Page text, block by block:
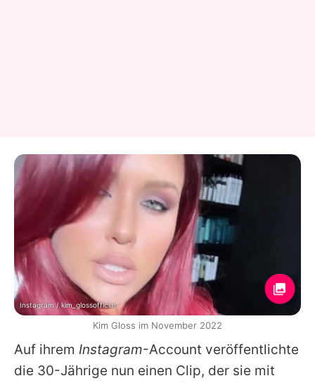
Auf ihrem Instagram-Account veröffentlichte
die 30-Jährige nun einen Clip, der sie mit
Instagram / kim_glossofficial
Kim Gloss im November 2022